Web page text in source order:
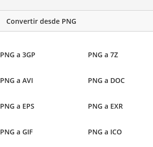
Convertir desde PNG
PNG a 3GP PNG a 7Z
PNG a AVI PNG a DOC
PNG a EPS PNG a EXR
PNG a GIF PNG a ICO